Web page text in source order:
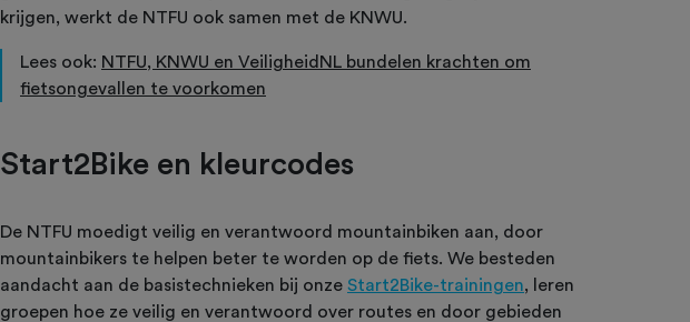
krijgen, werkt de NTFU ook samen met de KNWU.
Lees ook: NTFU, KNWU en VeiligheidNL bundelen krachten om
fietsongevallen te voorkomen
Start2Bike en kleurcodes
De NTFU moedigt veilig en verantwoord mountainbiken aan, door
mountainbikers te helpen beter te worden op de fiets. We besteden
aandacht aan de basistechnieken bij onze Start2Bike-trainingen, leren
groepen hoe ze veilig en verantwoord over routes en door gebieden